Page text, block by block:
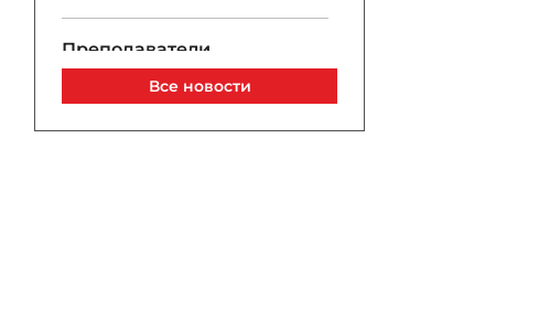
Преподаватели
ликвидированного
Бакинского университета
для девочек: «Мы
Все новости